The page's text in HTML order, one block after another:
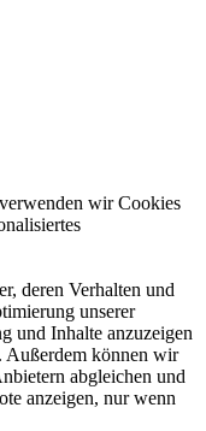
wir Cookies
deren Verhalten und
unserer
und Inhalte anzuzeigen
Außerdem können wir
abgleichen und
anzeigen, nur wenn